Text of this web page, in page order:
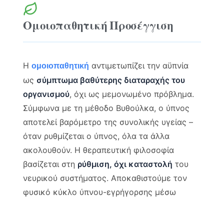
Ομοιοπαθητική Προσέγγιση
Ηομοιοπαθητική αντιμετωπίζει την αϋπνία
ως σύμπτωμα βαθύτερης διαταραχής του
οργανισμού, όχι ως μεμονωμένο πρόβλημα.
Σύμφωνα με τη μέθοδο Βυθούλκα, ο ύπνος
αποτελεί βαρόμετρο της συνολικής υγείας –
όταν ρυθμίζεται ο ύπνος, όλα τα άλλα
ακολουθούν. Η θεραπευτική φιλοσοφία
βασίζεται στη ρύθμιση, όχι καταστολή του
νευρικού συστήματος. Αποκαθιστούμε τον
φυσικό κύκλο ύπνου-εγρήγορσης μέσω